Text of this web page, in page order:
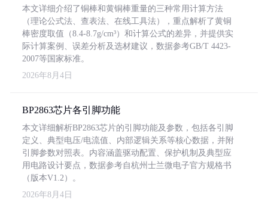
本文详细介绍了铜棒和黄铜棒重量的三种常用计算方法
（理论公式法、查表法、在线工具法），重点解析了黄铜
棒密度取值（8.4-8.7g/cm³）和计算公式的差异，并提供实
际计算案例、误差分析及选材建议，数据参考GB/T 4423-
2007等国家标准。
2026年8月4日
BP2863芯片各引脚功能
本文详细解析BP2863芯片的引脚功能及参数，包括各引脚
定义、典型电压/电流值、内部逻辑关系等核心数据，并附
引脚参数对照表。内容涵盖驱动配置、保护机制及典型应
用电路设计要点，数据参考自杭州士兰微电子官方规格书
（版本V1.2）。
2026年8月4日